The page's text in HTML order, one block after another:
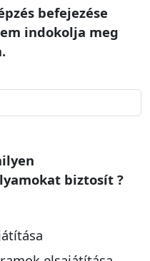
befejezése
indokolja meg
biztosít ?